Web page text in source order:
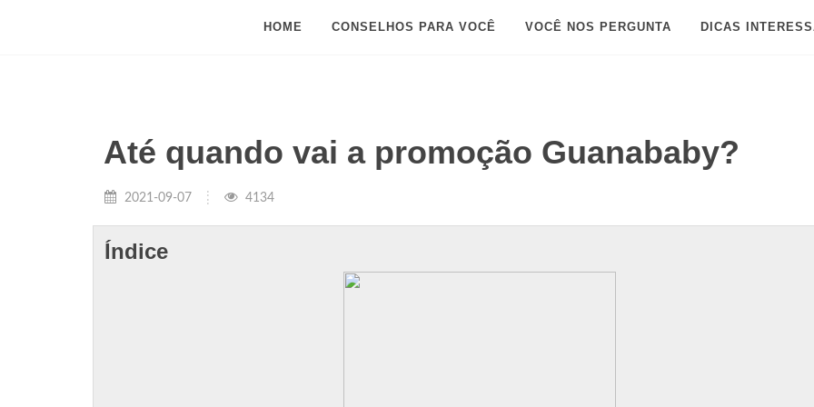
HOME CONSELHOS PARA VOCÊ VOCÊ NOS PERGUNTA DICAS
Até quando vai a promoção Guanababy?
2021-09-07 4134
Índice